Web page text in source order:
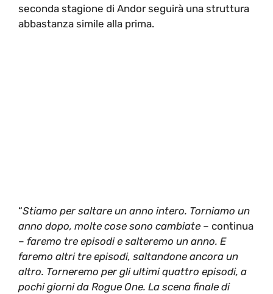
seconda stagione di Andor seguirà una struttura
abbastanza simile alla prima.
“Stiamo per saltare un anno intero. Torniamo un
anno dopo, molte cose sono cambiate – continua
– faremo tre episodi e salteremo un anno. E
faremo altri tre episodi, saltandone ancora un
altro. Torneremo per gli ultimi quattro episodi, a
pochi giorni da Rogue One. La scena finale di